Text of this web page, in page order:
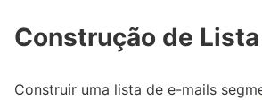
Construção de Lista
Construir uma lista de e-mails